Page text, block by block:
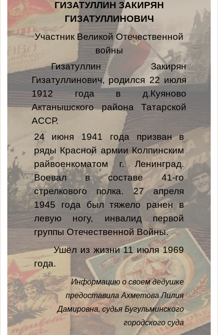
ГИЗАТУЛЛИН ЗАКИРЯН
ГИЗАТУЛЛИНОВИЧ
Участник Великой Отечественной
войны
Гизатуллин Закирян
Гизатуллинович, родился 22 июля
1912 года в д.Куяново
Актанышского района Татарской
АССР.
24 июня 1941 года призван в
ряды Красной армии Колпинским
райвоенкоматом г. Ленинград.
Воевал в составе 41-го
стрелкового полка. 27 апреля
1945 года был тяжело ранен в
левую ногу, инвалид первой
группы Отечественной Войны.
Ушёл из жизни 11 июля 1969
года.
Информацию о своем дедушке
предоставила Ахметова Лилия
Дамировна,судья Бугульминского
городского суда